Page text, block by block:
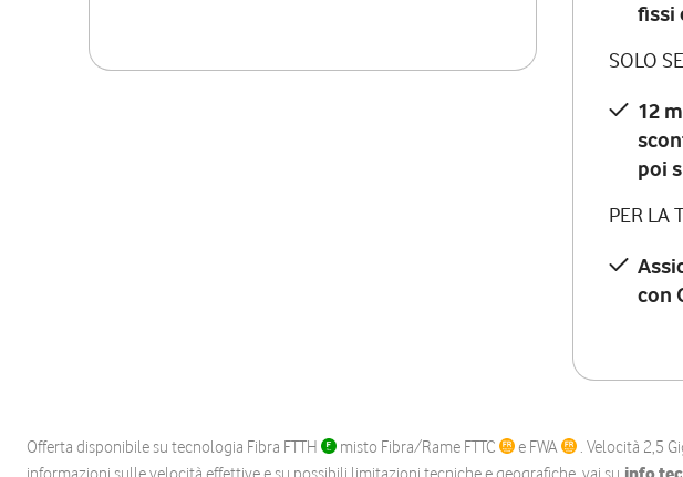
fissi
SOLO
12
poi
PER LA
con
Offerta disponibile su tecnologia Fibra FTTH misto Fibra/Rame FTTC e FWA . Velocità 2,5